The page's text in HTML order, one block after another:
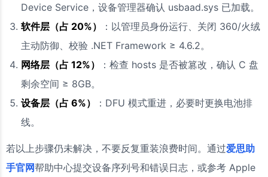
Device Service，设备管理器确认 usbaad.sys 已加载。
软件层（占 20%）
：以管理员身份运行、关闭 360/火绒
主动防御、校验 .NET Framework ≥ 4.6.2。
网络层（占 12%）
：检查 hosts 是否被篡改，确认 C 盘
剩余空间 ≥ 8GB。
设备层（占 6%）
：DFU 模式重进，必要时更换电池排
线。
若以上步骤仍未解决，不要反复重装浪费时间。通过爱思助
手官网帮助中心提交设备序列号和错误日志，或参考 Apple